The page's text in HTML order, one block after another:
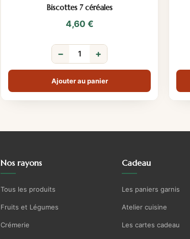
Biscottes 7 céréales
4,60 €
− +
Ajouter au panier
Nos rayons
Tous les produits
Fruits et Légumes
Crémerie
Cadeau
Les paniers garnis
Atelier cuisine
Les cartes cadeau